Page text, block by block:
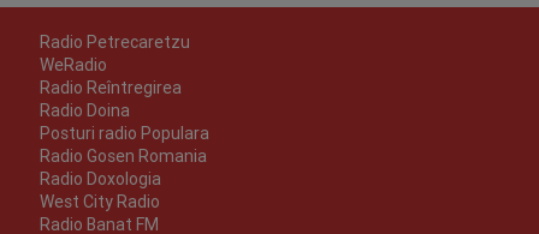
Radio Petrecaretzu
WeRadio
Radio Reîntregirea
Radio Doina
Posturi radio Populara
Radio Gosen Romania
Radio Doxologia
West City Radio
Radio Banat FM